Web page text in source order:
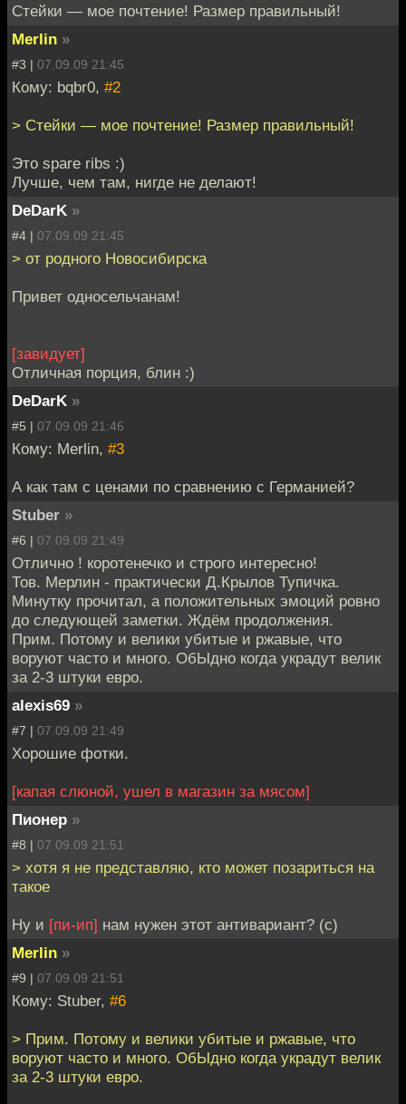
Стейки — мое почтение! Размер правильный!
Merlin »
#3 | 07.09.09 21:45
Кому: bqbr0, #2
> Стейки — мое почтение! Размер правильный!
Это spare ribs :)
Лучше, чем там, нигде не делают!
DeDarK »
#4 | 07.09.09 21:45
> от родного Новосибирска
Привет односельчанам!
[завидует]
Отличная порция, блин :)
DeDarK »
#5 | 07.09.09 21:46
Кому: Merlin, #3
А как там с ценами по сравнению с Германией?
Stuber »
#6 | 07.09.09 21:49
Отлично ! коротенечко и строго интересно!
Тов. Мерлин - практически Д.Крылов Тупичка.
Минутку прочитал, а положительных эмоций ровно
до следующей заметки. Ждём продолжения.
Прим. Потому и велики убитые и ржавые, что
воруют часто и много. ОбЫдно когда украдут велик
за 2-3 штуки евро.
alexis69 »
#7 | 07.09.09 21:49
Хорошие фотки.
[капая слюной, ушел в магазин за мясом]
Пионер »
#8 | 07.09.09 21:51
> хотя я не представляю, кто может позариться на
такое
Ну и [пи-ип] нам нужен этот антивариант? (с)
Merlin »
#9 | 07.09.09 21:51
Кому: Stuber, #6
> Прим. Потому и велики убитые и ржавые, что
воруют часто и много. ОбЫдно когда украдут велик
за 2-3 штуки евро.